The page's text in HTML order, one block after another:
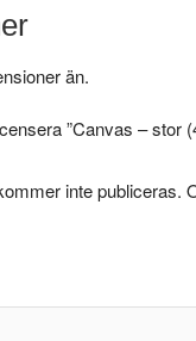
än.
”Canvas – stor
inte publiceras.